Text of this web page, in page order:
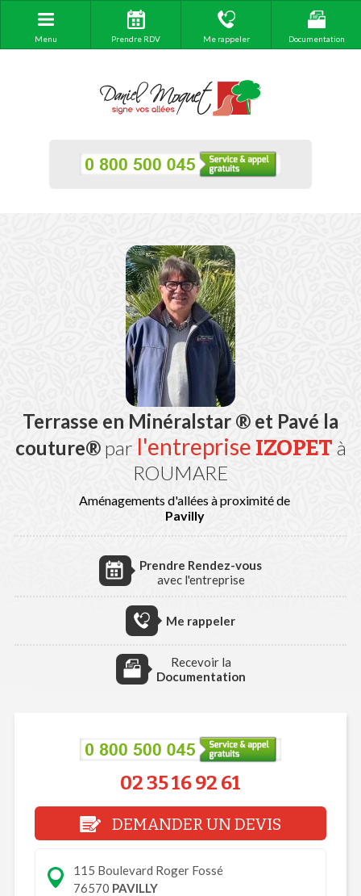
Menu Prendre RDV Me rappeler Documentation
Terrasse en Minéralstar ® et Pavé la
couture®par l'entreprise IZOPET à
ROUMARE
Aménagements d'allées à proximité de
Pavilly
Prendre Rendez-vous
avec l'entreprise
Me rappeler
Recevoir la
Documentation
02 35 16 92 61
DEMANDER UN DEVIS
115 Boulevard Roger Fossé
76570 PAVILLY